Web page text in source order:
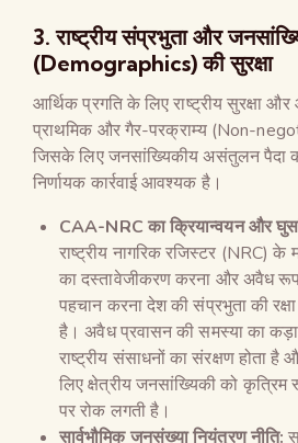
3. राष्ट्रीय संप्रभुता और
(Demographics) की सुरक्षा
आर्थिक प्रगति के लिए राष्ट्रीय सुरक्षा
प्राथमिक और गैर-परक्राम्य (Non-
जिसके लिए जनसांख्यिकीय असंतुलन पैदा
निर्णायक कार्रवाई आवश्यक है।
CAA-NRC का क्रियान्वयन और
राष्ट्रीय नागरिक रजिस्टर (NRC) के
का दस्तावेजीकरण करना और अवैध
पहचान करना देश की संप्रभुता की
है। अवैध प्रवासन की समस्या का
राष्ट्रीय संसाधनों का संरक्षण होता
लिए क्षेत्रीय जनसांख्यिकी को
पर रोक लगती है।
सार्वभौमिक जनसंख्या नियंत्रण नीति: